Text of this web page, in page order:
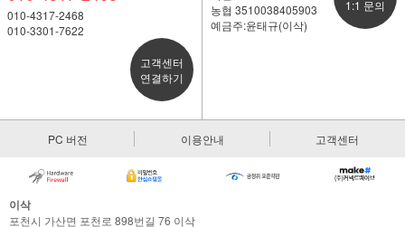
010-4317-2468
010-3301-7622
고객센터
연결하기
농협 3510038405903
예금주:윤태규(이삭)
1:1 문의
PC 버전 이용안내 고객센터
이삭
포천시 가산면 포천로 898번길 76 이삭